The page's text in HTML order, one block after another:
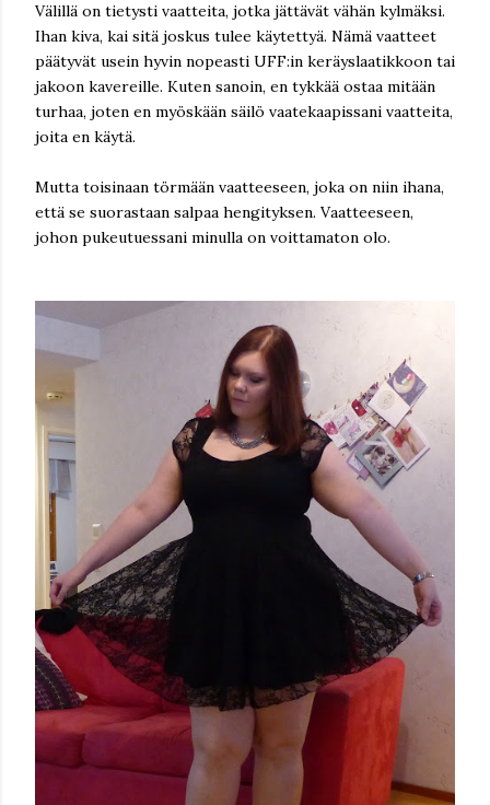
Välillä on tietysti vaatteita, jotka jättävät vähän kylmäksi.
Ihan kiva, kai sitä joskus tulee käytettyä. Nämä vaatteet
päätyvät usein hyvin nopeasti UFF:in keräyslaatikkoon tai
jakoon kavereille. Kuten sanoin, en tykkää ostaa mitään
turhaa, joten en myöskään säilö vaatekaapissani vaatteita,
joita en käytä.
Mutta toisinaan törmään vaatteeseen, joka on niin ihana,
että se suorastaan salpaa hengityksen. Vaatteeseen,
johon pukeutuessani minulla on voittamaton olo.